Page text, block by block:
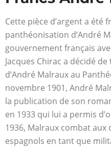
Cette pièce d’argent a été
panthéonisation d’André
gouvernement français
Jacques Chirac a décidé
d’André Malraux au
novembre 1901, André
la publication de son
en 1933 qui lui a permis
1936, Malraux combat aux
espagnols en tant que